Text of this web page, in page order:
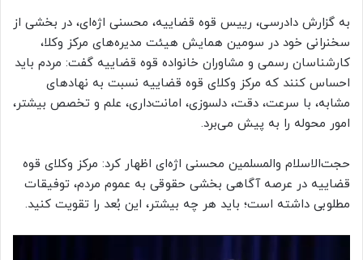
به گزارش دادرسی، رییس قوه قضاییه، محسنی اژه‌ای، در بخشی از
سخنرانی خود در سومین همایش هیئت مدیره‌های مرکز وکلا،
کارشناسان رسمی و مشاوران خانواده قوه قضاییه گفت: مردم باید
احساس کنند که مرکز وکلای قوه قضاییه نسبت به نهاد‌های
مشابه، با سرعت، دقت، دلسوزی، امانت‌داری، علم و تخصص بیشتر،
امور محوله را به پیش می‌برد.
حجت‌الاسلام والمسلمین محسنی اژه‌ای اظهار کرد: مرکز وکلای قوه
قضاییه در عرصه آگاهی بخشی حقوقی به عموم مردم، توفیقات
مطلوبی داشته است؛ باید هر چه بیشتر، این بُعد را تقویت کنید.